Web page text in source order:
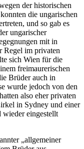
der historischen
die ungarischen
und so gab es
ungarischer
mit in
Regel im privaten
sich Wien für die
freimaurerischen
Brüder auch in
wurde jedoch von den
also eher privaten
in Sydney und einer
wieder eingestellt
„allgemeiner